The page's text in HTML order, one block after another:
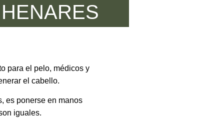
para el pelo, médicos y
el cabello.
es ponerse en manos
iguales.